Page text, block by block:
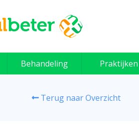
Behandeling Praktijken
Terug naar Overzicht